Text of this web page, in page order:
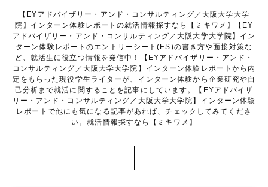
【EYアドバイザリー・アンド・コンサルティング／大阪大学大学
院】インターン体験レポートの就活情報探すなら【ミキワメ】【EY
アドバイザリー・アンド・コンサルティング／大阪大学大学院】イン
ターン体験レポートのエントリーシート(ES)の書き方や面接対策な
ど、就活生に役立つ情報を発信中！【EYアドバイザリー・アンド・
コンサルティング／大阪大学大学院】インターン体験レポートから内
定をもらった現役学生ライターが、インターン体験から企業研究や自
己分析まで就活に関することを記事にしています。【EYアドバイザ
リー・アンド・コンサルティング／大阪大学大学院】インターン体験
レポートで他にも気になる記事があれば、チェックしてみてくださ
い。就活情報探すなら【ミキワメ】